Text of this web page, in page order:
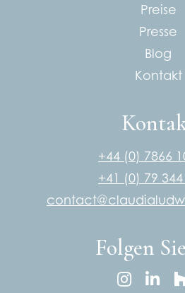
Preise
Presse
Blog
Kontakt
+44 (0) 7866
+41 (0) 79
Folgen